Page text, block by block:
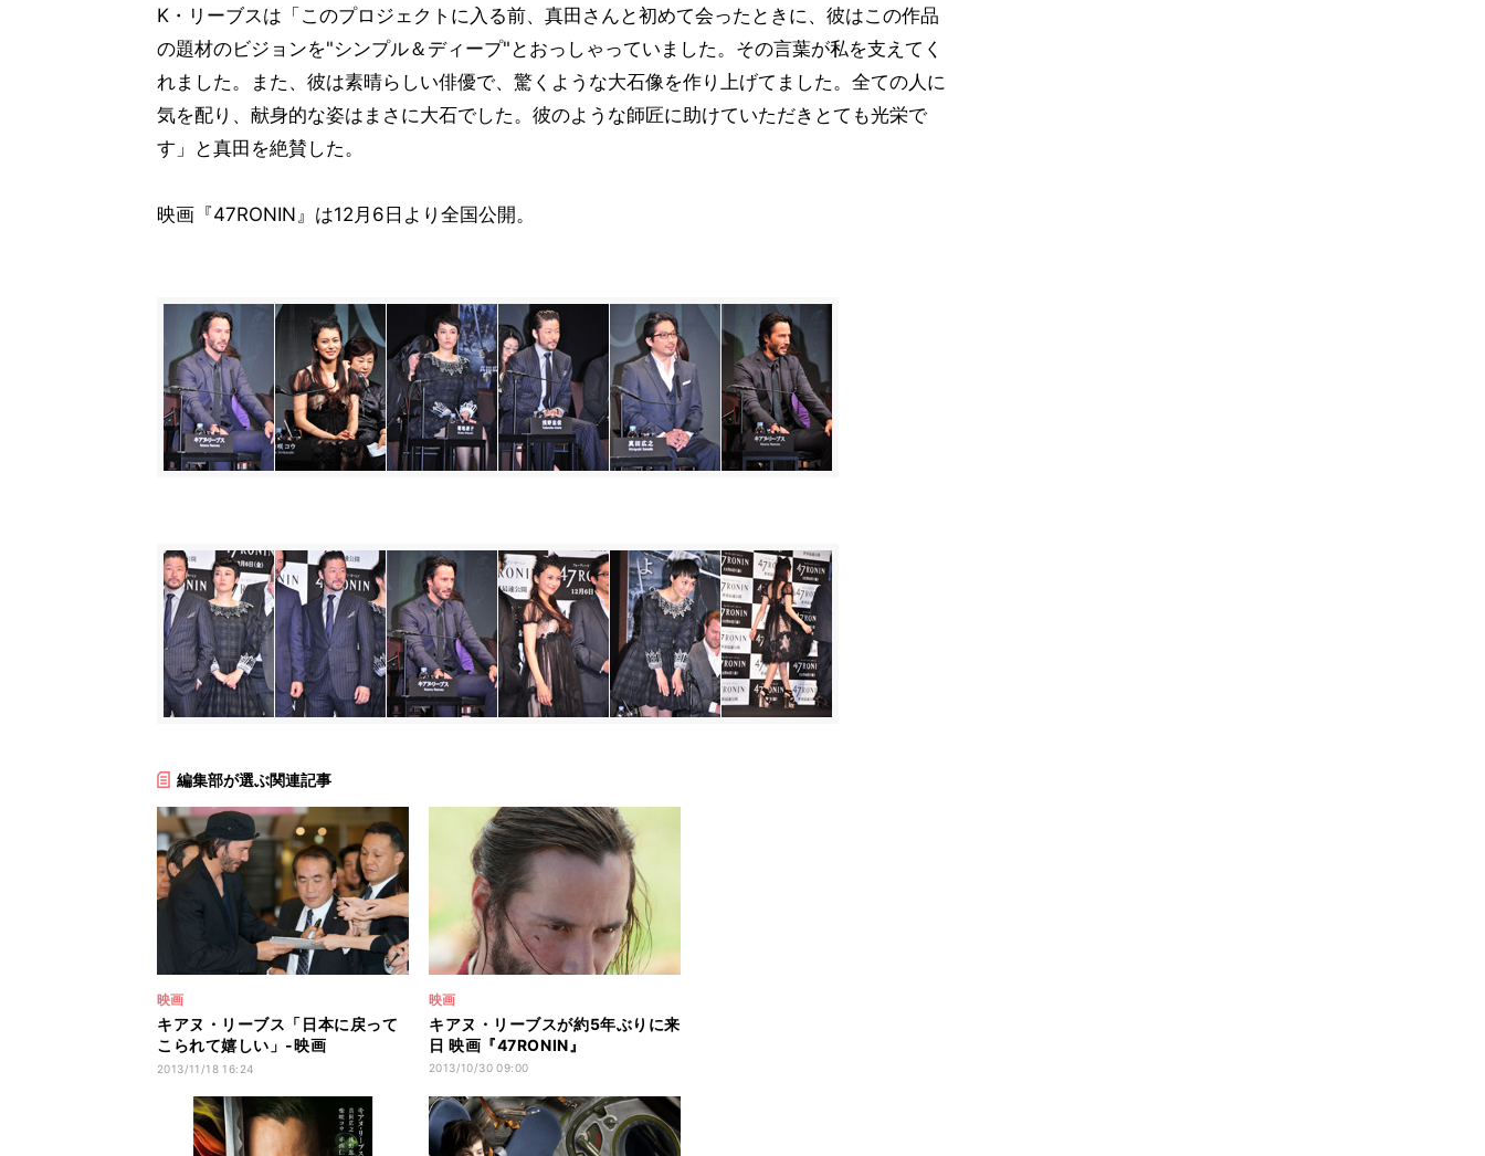
K・リーブスは「このプロジェクトに入る前、真田さんと初めて会ったときに、彼はこの作品
の題材のビジョンを"シンプル＆ディープ"とおっしゃっていました。その言葉が私を支えてく
れました。また、彼は素晴らしい俳優で、驚くような大石像を作り上げてました。全ての人に
気を配り、献身的な姿はまさに大石でした。彼のような師匠に助けていただきとても光栄で
す」と真田を絶賛した。
映画『47RONIN』は12月6日より全国公開。
編集部が選ぶ関連記事
映画
キアヌ・リーブス「日本に戻って
こられて嬉しい」-映画
『47RONIN』
2013/11/18 16:24
映画
キアヌ・リーブスが約5年ぶりに来
日 映画『47RONIN』
2013/10/30 09:00